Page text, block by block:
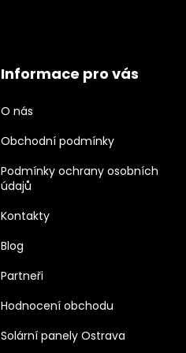
Informace pro vás
O nás
Obchodní podmínky
Podmínky ochrany osobních
údajů
Kontakty
Blog
Partneři
Hodnocení obchodu
Solární panely Ostrava